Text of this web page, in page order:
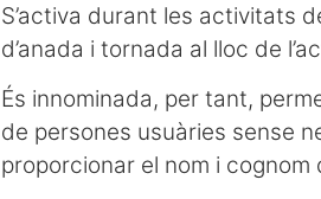
S’activa durant les activitats
d’anada i tornada al lloc de
És innominada, per tant,
de persones usuàries sense
proporcionar el nom i